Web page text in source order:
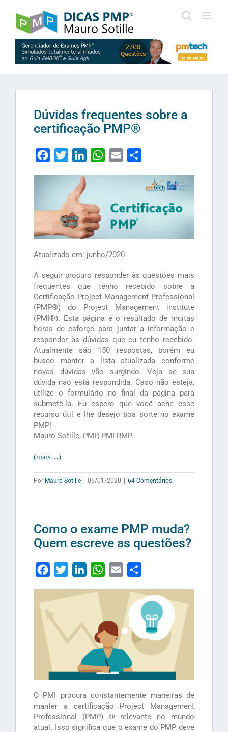
content
Dúvidas frequentes sobre a
certificação PMP®
FacebookTwitterLinkedInWhatsApp
Email
Atualizado em: junho/2020
A seguir procuro responder às questões mais
frequentes que tenho recebido sobre a
Certificação Project Management Professional
(PMP®) do Project Management institute
(PMI®). Esta página é o resultado de muitas
horas de esforço para juntar a informação e
responder às dúvidas que eu tenho recebido.
Atualmente são 150 respostas, porém eu
busco manter a lista atualizada conforme
novas dúvidas vão surgindo. Veja se sua
dúvida não está respondida. Caso não esteja,
utilize o formulário no final da página para
submetê-la. Eu espero que você ache esse
recurso útil e lhe desejo boa sorte no exame
PMP!
Mauro Sotille, PMP, PMI-RMP.
(mais…)
Por Mauro Sotille 05/01/2020 64 Comentários
Como o exame PMP muda?
Quem escreve as questões?
FacebookTwitterLinkedInWhatsApp
Email
O PMI procura constantemente maneiras de
manter a certificação Project Management
Professional (PMP) ® relevante no mundo
atual. Isso significa que o exame do PMP deve